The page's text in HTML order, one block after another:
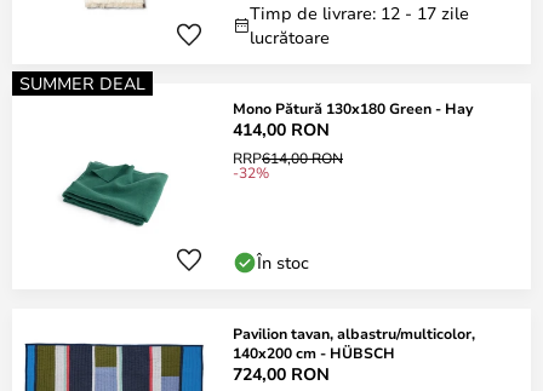
Timp de livrare: 12 - 17 zile
lucrătoare
SUMMER DEAL
Mono Pătură 130x180 Green - Hay
414,00 RON
RRP614,00 RON
-32%
În stoc
Pavilion tavan, albastru/multicolor,
140x200 cm - HÜBSCH
724,00 RON